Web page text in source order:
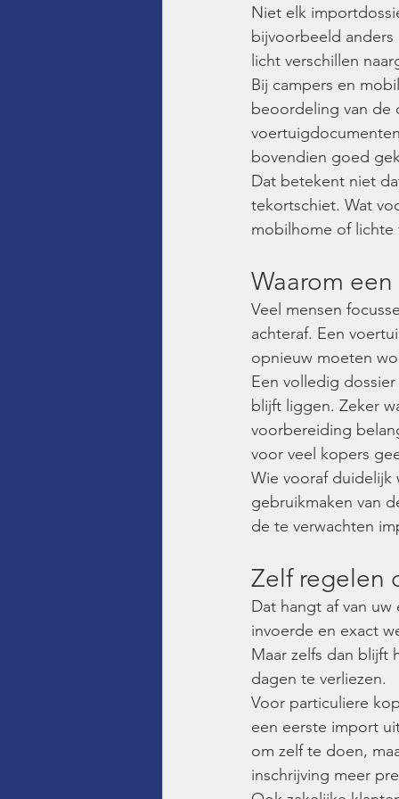
Niet elk
bijvoorbeeld
licht verschillen
Bij campers en
beoordeling van de
bovendien goed
Dat betekent niet
tekortschiet. Wat
mobilhome of lichte
Waarom
Veel mensen
achteraf. Een
opnieuw moeten
Een volledig
blijft liggen. Zeker
voorbereiding
voor veel kopers
Wie vooraf duidelijk
gebruikmaken van
de te verwachten
Zelf regelen
Dat hangt af van
invoerde en exact
Maar zelfs dan blijft
dagen te verliezen.
Voor particuliere
een eerste import
om zelf te doen,
inschrijving meer